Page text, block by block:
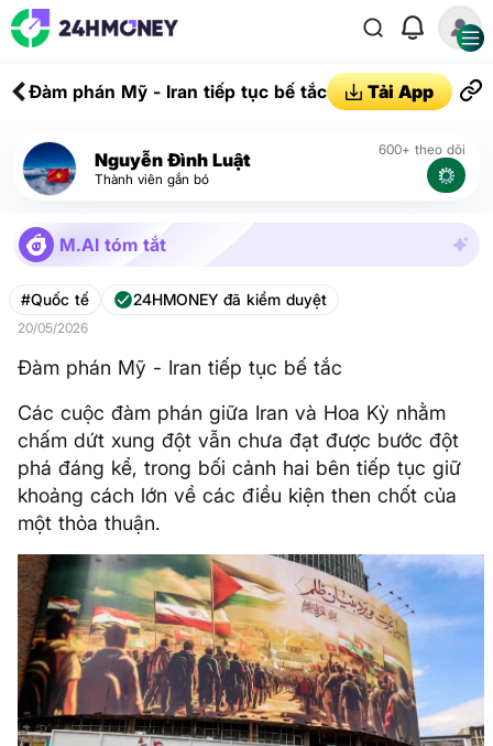
Đàm phán Mỹ - Iran tiếp tục bế tắc Tải App
Nguyễn Đình Luật
Thành viên gắn bó
600+ theo dõi
M.AI tóm tắt
#Quốc tế 24HMONEY đã kiểm duyệt
20/05/2026
Đàm phán Mỹ - Iran tiếp tục bế tắc
Các cuộc đàm phán giữa Iran và Hoa Kỳ nhằm
chấm dứt xung đột vẫn chưa đạt được bước đột
phá đáng kể, trong bối cảnh hai bên tiếp tục giữ
khoảng cách lớn về các điều kiện then chốt của
một thỏa thuận.